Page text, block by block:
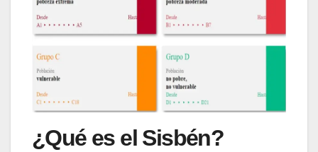
¿Qué es el Sisbén?